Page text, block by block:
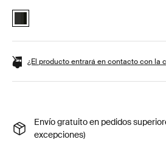
Thule Motion 3 XXL Low Black Glossy
¿El producto entrará en contacto con la
Envío gratuito en pedidos
excepciones)